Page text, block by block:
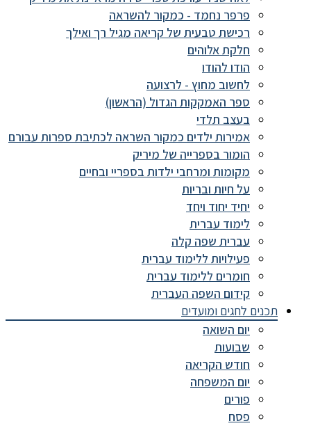
פרפר נחמד - כמקור להשראה
רכישת טבעית של קריאה מגיל רך ואילך
חלקת אלוהים
הודו להודו
לחשוב מחוץ - לרצועה
ספר האמקקות הגדול (הראשון)
בעצב תלדי
אמירות ילדים כמקור השראה לכתיבת ספרות עבורם
הומור בספרייה של מיריק
מקומות ומרחבי ילדות בספריי ובחיים
על חיות ובריות
יחיד יחוד ויחד
לימוד עברית
עברית שפה קלה
פעילויות ללימוד עברית
חומרים ללימוד עברית
קידום השפה העברית
תכנים לחגים ומועדים
יום השואה
שבועות
חודש הקריאה
יום המשפחה
פורים
פסח